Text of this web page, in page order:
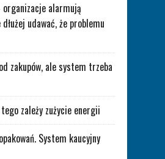
organizacje alarmują
udawać, że problemu
zakupów, ale system trzeba
zależy zużycie energii
System kaucyjny